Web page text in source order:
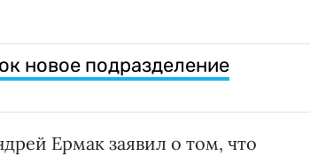
новое подразделение
Ермак заявил о том, что